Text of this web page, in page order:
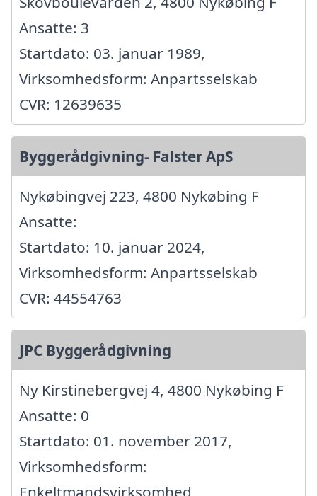
Ansatte: 3
Startdato: 03. januar 1989,
Virksomhedsform: Anpartsselskab
CVR: 12639635
Byggerådgivning- Falster ApS
Nykøbingvej 223, 4800 Nykøbing F
Ansatte:
Startdato: 10. januar 2024,
Virksomhedsform: Anpartsselskab
CVR: 44554763
JPC Byggerådgivning
Ny Kirstinebergvej 4, 4800 Nykøbing F
Ansatte: 0
Startdato: 01. november 2017,
Virksomhedsform:
Enkeltmandsvirksomhed